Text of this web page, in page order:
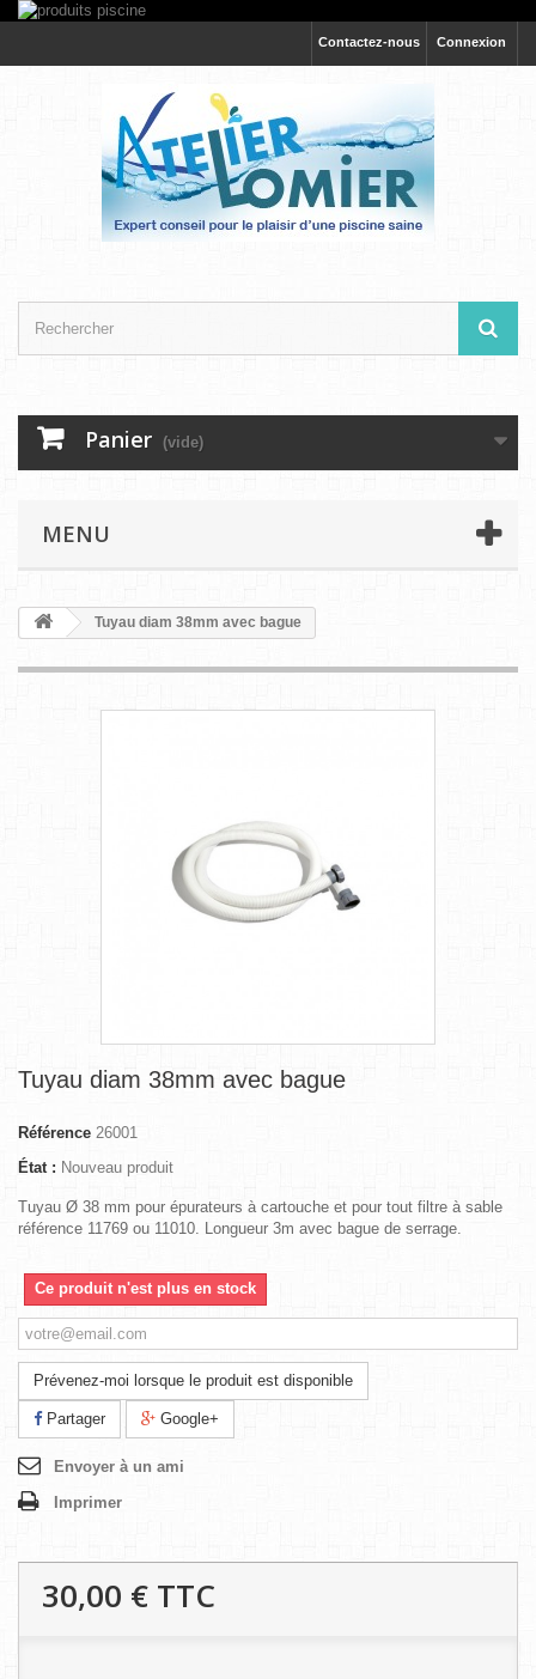
Connexion
Contactez-nous
Panier (vide)
MENU
Tuyau diam 38mm avec bague
Tuyau diam 38mm avec bague
Référence 26001
État : Nouveau produit
Tuyau Ø 38 mm pour épurateurs à cartouche et pour tout filtre à sable
référence 11769 ou 11010. Longueur 3m avec bague de serrage.
Ce produit n'est plus en stock
Prévenez-moi lorsque le produit est disponible
Partager Google+
Envoyer à un ami
Imprimer
30,00 € TTC